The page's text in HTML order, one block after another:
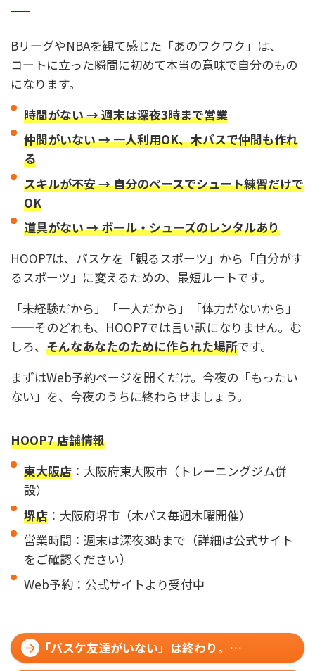
BリーグやNBAを観て感じた「あのワクワク」は、
コートに立った瞬間に初めて本当の意味で自分のもの
になります。
時間がない → 週末は深夜3時まで営業
仲間がいない → 一人利用OK、木バスで仲間も作れ
る
スキルが不安 → 自分のペースでシュート練習だけで
OK
道具がない → ボール・シューズのレンタルあり
HOOP7は、バスケを「観るスポーツ」から「自分がす
るスポーツ」に変えるための、最短ルートです。
「未経験だから」「一人だから」「体力がないから」
——そのどれも、HOOP7では言い訳になりません。む
しろ、 そんなあなたのために作られた場所です。
まずはWeb予約ページを開くだけ。今夜の「もったい
ない」を、今夜のうちに終わらせましょう。
HOOP7 店舗情報
東大阪店：大阪府東大阪市（トレーニングジム併
設）
堺店：大阪府堺市（木バス毎週木曜開催）
営業時間：週末は深夜3時まで（詳細は公式サイト
をご確認ください）
Web予約：公式サイトより受付中
「バスケ友達がいない」は終わり。
HOOP7で始める"一人から広がる"バスケ